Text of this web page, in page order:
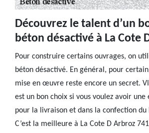
Découvrez le talent d’un
béton désactivé à La Cote
Pour construire certains ouvrages, on
béton désactivé. En général, pour
mise en œuvre reste encore un secret.
est un bon choix si vous voulez avoir
pour la livraison et dans la confection du
C’est la meilleure à La Cote D Arbroz